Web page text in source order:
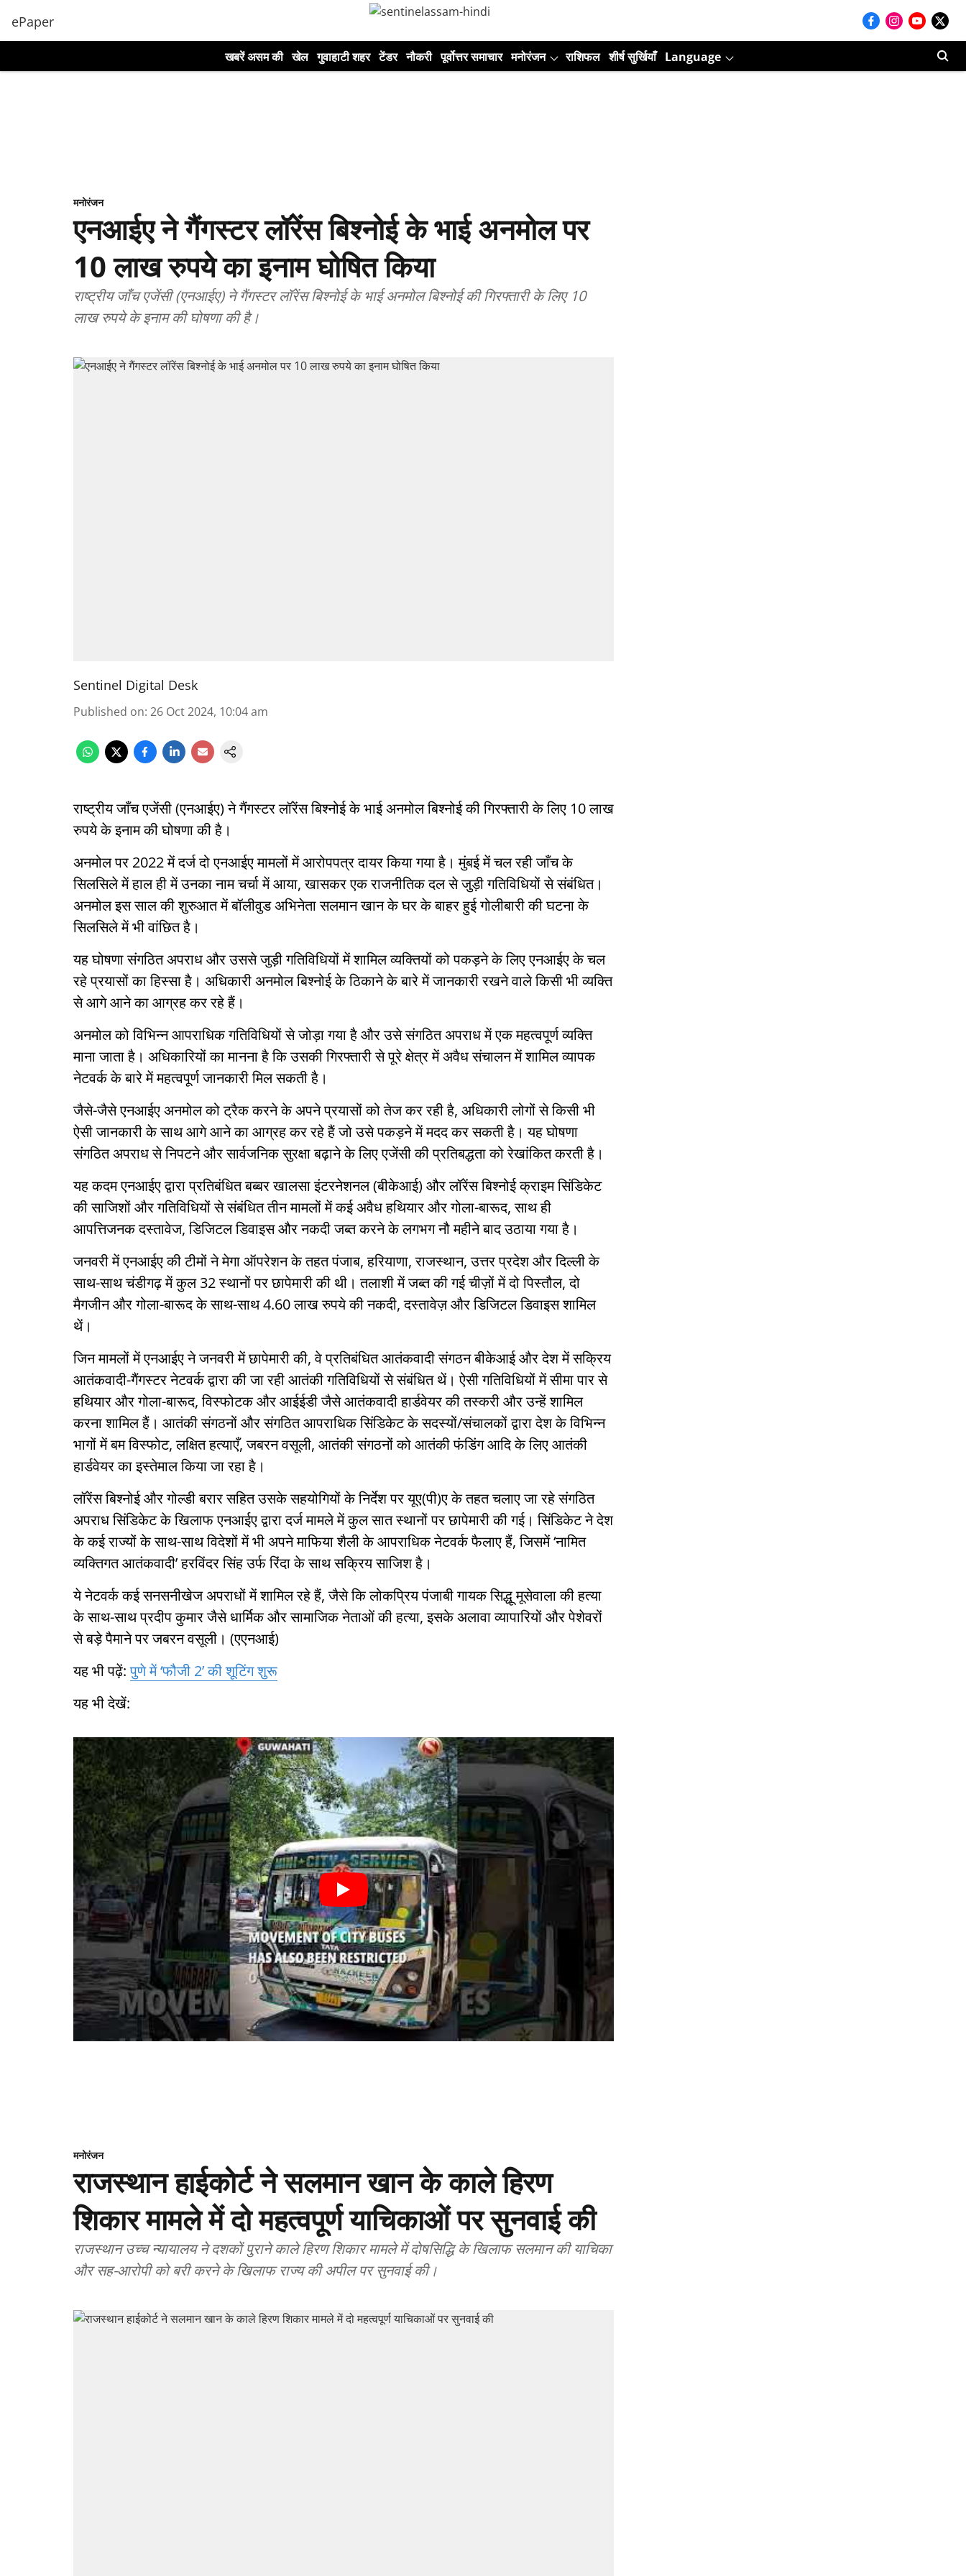
ePaper
खबरें असम की खेल गुवाहाटी शहर टेंडर नौकरी पूर्वोत्तर समाचार मनोरंजन राशिफल शीर्ष सुर्खियाँ Language
मनोरंजन
एनआईए ने गैंगस्टर लॉरेंस बिश्नोई के भाई अनमोल पर
10 लाख रुपये का इनाम घोषित किया
राष्ट्रीय जाँच एजेंसी (एनआईए) ने गैंगस्टर लॉरेंस बिश्नोई के भाई अनमोल बिश्नोई की गिरफ्तारी के लिए 10
लाख रुपये के इनाम की घोषणा की है।
Sentinel Digital Desk
Published on: 26 Oct 2024, 10:04 am
राष्ट्रीय जाँच एजेंसी (एनआईए) ने गैंगस्टर लॉरेंस बिश्नोई के भाई अनमोल बिश्नोई की गिरफ्तारी के लिए 10 लाख
रुपये के इनाम की घोषणा की है।
अनमोल पर 2022 में दर्ज दो एनआईए मामलों में आरोपपत्र दायर किया गया है। मुंबई में चल रही जाँच के
सिलसिले में हाल ही में उनका नाम चर्चा में आया, खासकर एक राजनीतिक दल से जुड़ी गतिविधियों से संबंधित।
अनमोल इस साल की शुरुआत में बॉलीवुड अभिनेता सलमान खान के घर के बाहर हुई गोलीबारी की घटना के
सिलसिले में भी वांछित है।
यह घोषणा संगठित अपराध और उससे जुड़ी गतिविधियों में शामिल व्यक्तियों को पकड़ने के लिए एनआईए के चल
रहे प्रयासों का हिस्सा है। अधिकारी अनमोल बिश्नोई के ठिकाने के बारे में जानकारी रखने वाले किसी भी व्यक्ति
से आगे आने का आग्रह कर रहे हैं।
अनमोल को विभिन्न आपराधिक गतिविधियों से जोड़ा गया है और उसे संगठित अपराध में एक महत्वपूर्ण व्यक्ति
माना जाता है। अधिकारियों का मानना है कि उसकी गिरफ्तारी से पूरे क्षेत्र में अवैध संचालन में शामिल व्यापक
नेटवर्क के बारे में महत्वपूर्ण जानकारी मिल सकती है।
जैसे-जैसे एनआईए अनमोल को ट्रैक करने के अपने प्रयासों को तेज कर रही है, अधिकारी लोगों से किसी भी
ऐसी जानकारी के साथ आगे आने का आग्रह कर रहे हैं जो उसे पकड़ने में मदद कर सकती है। यह घोषणा
संगठित अपराध से निपटने और सार्वजनिक सुरक्षा बढ़ाने के लिए एजेंसी की प्रतिबद्धता को रेखांकित करती है।
यह कदम एनआईए द्वारा प्रतिबंधित बब्बर खालसा इंटरनेशनल (बीकेआई) और लॉरेंस बिश्नोई क्राइम सिंडिकेट
की साजिशों और गतिविधियों से संबंधित तीन मामलों में कई अवैध हथियार और गोला-बारूद, साथ ही
आपत्तिजनक दस्तावेज, डिजिटल डिवाइस और नकदी जब्त करने के लगभग नौ महीने बाद उठाया गया है।
जनवरी में एनआईए की टीमों ने मेगा ऑपरेशन के तहत पंजाब, हरियाणा, राजस्थान, उत्तर प्रदेश और दिल्ली के
साथ-साथ चंडीगढ़ में कुल 32 स्थानों पर छापेमारी की थी। तलाशी में जब्त की गई चीज़ों में दो पिस्तौल, दो
मैगजीन और गोला-बारूद के साथ-साथ 4.60 लाख रुपये की नकदी, दस्तावेज़ और डिजिटल डिवाइस शामिल
थें।
जिन मामलों में एनआईए ने जनवरी में छापेमारी की, वे प्रतिबंधित आतंकवादी संगठन बीकेआई और देश में सक्रिय
आतंकवादी-गैंगस्टर नेटवर्क द्वारा की जा रही आतंकी गतिविधियों से संबंधित थें। ऐसी गतिविधियों में सीमा पार से
हथियार और गोला-बारूद, विस्फोटक और आईईडी जैसे आतंकवादी हार्डवेयर की तस्करी और उन्हें शामिल
करना शामिल हैं। आतंकी संगठनों और संगठित आपराधिक सिंडिकेट के सदस्यों/संचालकों द्वारा देश के विभिन्न
भागों में बम विस्फोट, लक्षित हत्याएँ, जबरन वसूली, आतंकी संगठनों को आतंकी फंडिंग आदि के लिए आतंकी
हार्डवेयर का इस्तेमाल किया जा रहा है।
लॉरेंस बिश्नोई और गोल्डी बरार सहित उसके सहयोगियों के निर्देश पर यूए(पी)ए के तहत चलाए जा रहे संगठित
अपराध सिंडिकेट के खिलाफ एनआईए द्वारा दर्ज मामले में कुल सात स्थानों पर छापेमारी की गई। सिंडिकेट ने देश
के कई राज्यों के साथ-साथ विदेशों में भी अपने माफिया शैली के आपराधिक नेटवर्क फैलाए हैं, जिसमें ‘नामित
व्यक्तिगत आतंकवादी’ हरविंदर सिंह उर्फ रिंदा के साथ सक्रिय साजिश है।
ये नेटवर्क कई सनसनीखेज अपराधों में शामिल रहे हैं, जैसे कि लोकप्रिय पंजाबी गायक सिद्धू मूसेवाला की हत्या
के साथ-साथ प्रदीप कुमार जैसे धार्मिक और सामाजिक नेताओं की हत्या, इसके अलावा व्यापारियों और पेशेवरों
से बड़े पैमाने पर जबरन वसूली। (एएनआई)
यह भी पढ़ें:पुणे में ‘फौजी 2’ की शूटिंग शुरू
यह भी देखें:
मनोरंजन
राजस्थान हाईकोर्ट ने सलमान खान के काले हिरण
शिकार मामले में दो महत्वपूर्ण याचिकाओं पर सुनवाई की
राजस्थान उच्च न्यायालय ने दशकों पुराने काले हिरण शिकार मामले में दोषसिद्धि के खिलाफ सलमान की याचिका
और सह-आरोपी को बरी करने के खिलाफ राज्य की अपील पर सुनवाई की।